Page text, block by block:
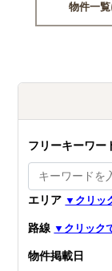
物件一
フリーキーワー
エリア
路線
物件掲載日